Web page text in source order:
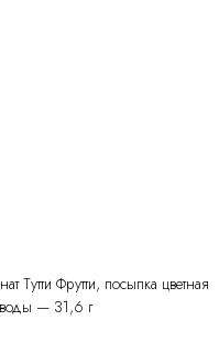
Тутти Фрутти, посыпка цветная
— 31,6 г